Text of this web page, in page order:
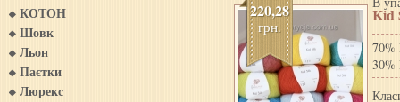
КОТОН
Шовк
Льон
Паєтки
Люрекс
220,28
грн.
Kid
70%